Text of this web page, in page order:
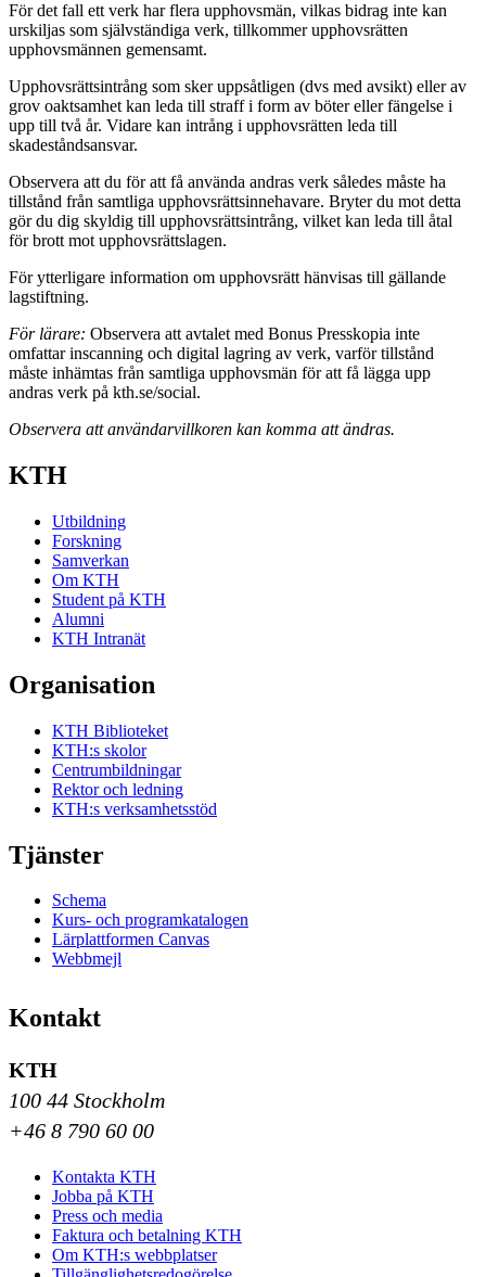
För det fall ett verk har flera upphovsmän, vilkas bidrag inte kan
urskiljas som självständiga verk, tillkommer upphovsrätten
upphovsmännen gemensamt.
Upphovsrättsintrång som sker uppsåtligen (dvs med avsikt) eller av
grov oaktsamhet kan leda till straff i form av böter eller fängelse i
upp till två år. Vidare kan intrång i upphovsrätten leda till
skadeståndsansvar.
Observera att du för att få använda andras verk således måste ha
tillstånd från samtliga upphovsrättsinnehavare. Bryter du mot detta
gör du dig skyldig till upphovsrättsintrång, vilket kan leda till åtal
för brott mot upphovsrättslagen.
För ytterligare information om upphovsrätt hänvisas till gällande
lagstiftning.
För lärare: Observera att avtalet med Bonus Presskopia inte
omfattar inscanning och digital lagring av verk, varför tillstånd
måste inhämtas från samtliga upphovsmän för att få lägga upp
andras verk på kth.se/social.
Observera att användarvillkoren kan komma att ändras.
KTH
Utbildning
Forskning
Samverkan
Om KTH
Student på KTH
Alumni
KTH Intranät
Organisation
KTH Biblioteket
KTH:s skolor
Centrumbildningar
Rektor och ledning
KTH:s verksamhetsstöd
Tjänster
Schema
Kurs- och programkatalogen
Lärplattformen Canvas
Webbmejl
Kontakt
KTH
100 44 Stockholm
+46 8 790 60 00
Kontakta KTH
Jobba på KTH
Press och media
Faktura och betalning KTH
Om KTH:s webbplatser